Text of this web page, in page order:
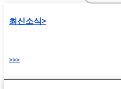
최신소식>
>>>